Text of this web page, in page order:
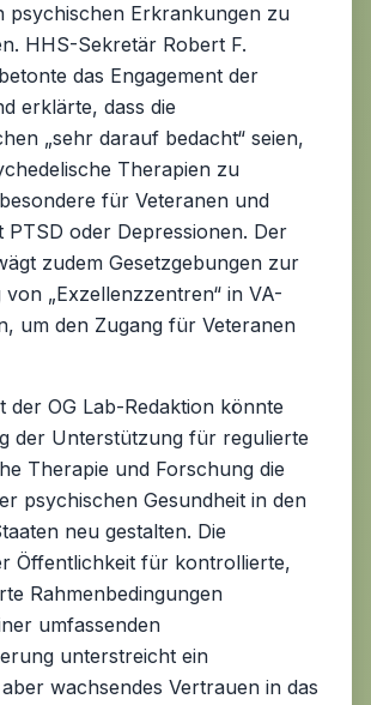
psychischen Erkrankungen zu
HHS-Sekretär Robert F.
das Engagement der
erklärte, dass die
„sehr darauf bedacht“ seien,
Therapien zu
für Veteranen und
PTSD oder Depressionen. Der
zudem Gesetzgebungen zur
„Exzellenzzentren“ in VA-
um den Zugang für Veteranen
der OG Lab-Redaktion könnte
der Unterstützung für regulierte
Therapie und Forschung die
psychischen Gesundheit in den
neu gestalten. Die
Öffentlichkeit für kontrollierte,
Rahmenbedingungen
umfassenden
unterstreicht ein
wachsendes Vertrauen in das